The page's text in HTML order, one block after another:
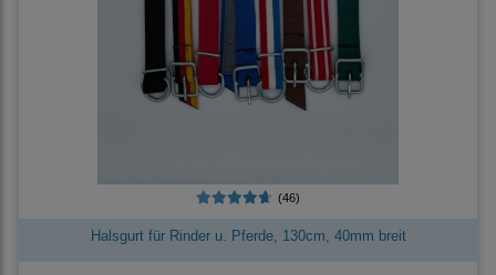
(46)
Halsgurt für Rinder u. Pferde, 130cm, 40mm breit